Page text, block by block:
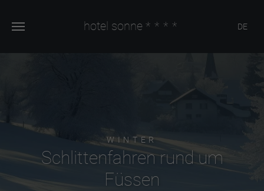
hotel sonne **** DE
WINTER
Schlittenfahren rund um
Füssen